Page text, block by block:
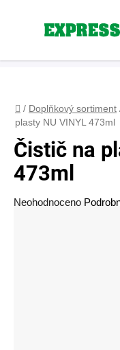
Domů
/ Doplňkový sortiment
plasty NU VINYL 473ml
Čistič na
473ml
Průměrné
Neohodnoceno